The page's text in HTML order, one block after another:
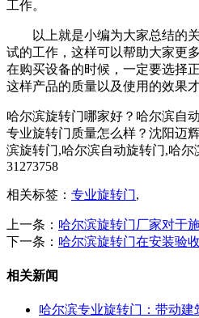
工作。
以上就是小编为大家总结的
试的工作，这样可以帮助大家更
在购买设备的时候，一定要选择
这样产品的质量以及使用的效果
哈尔滨旋转门哪家好？哈尔滨自
专业旋转门质量怎么样？沈阳迈
滨旋转门,哈尔滨自动旋转门,哈尔
31273758
相关标签： 专业旋转门,
上一条： 哈尔滨旋转门厂家对于
下一条： 哈尔滨旋转门在安装验
相关新闻
哈尔滨专业旋转门：带动建